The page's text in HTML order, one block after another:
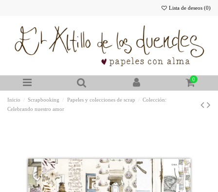
Lista de deseos (0)
0
Inicio Scrapbooking Papeles y colecciones de scrap
Colección:
Celebrando nuestro amor